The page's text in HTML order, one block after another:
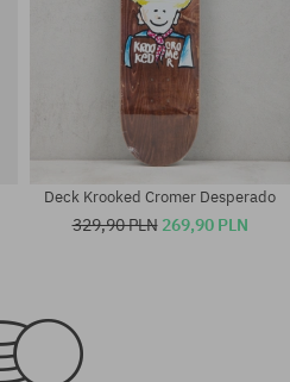
8.38
Deck Krooked Cromer Desperado
329,90 PLN 269,90 PLN